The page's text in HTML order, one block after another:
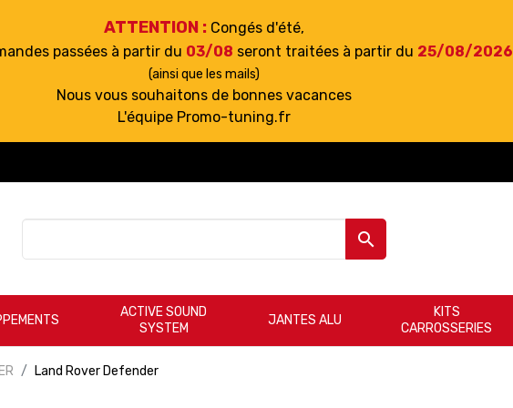
ATTENTION : Congés d'été,
passées à partir du 03/08 seront traitées à partir du 25/08/2026
(ainsi que les mails)
Nous vous souhaitons de bonnes vacances
L'équipe Promo-tuning.fr

ACTIVE SOUND
SYSTEM
JANTES ALU
KITS
CARROSSERIES
Land Rover Defender